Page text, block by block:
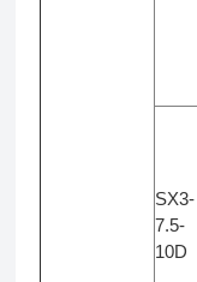
SX3-
7.5-
10D